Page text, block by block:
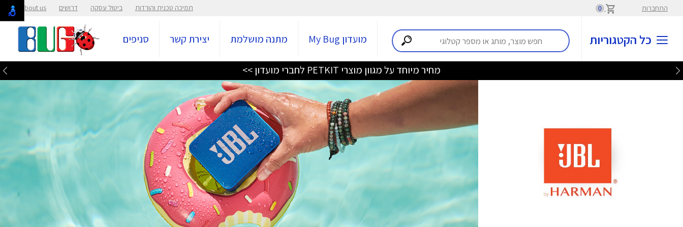
התחברות 0 תמיכה טכנית והורדות ביטול עסקה דרושים About us
כל הקטגוריות מועדון My Bug מתנה מושלמת יצירת קשר סניפים
מחיר מיוחד על מגוון מוצרי PETKIT לחברי מועדון >>